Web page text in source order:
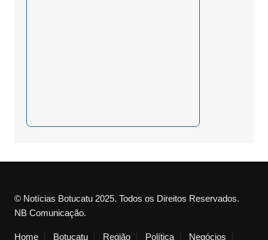
© Notícias Botucatu 2025. Todos os Direitos Reservados.
NB Comunicação.
Home Botucatu Região Política Negócios